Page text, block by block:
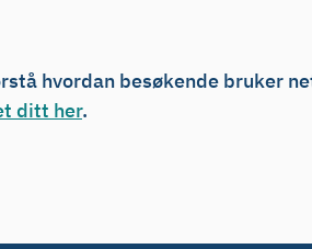
hvordan besøkende bruker
ditt her.